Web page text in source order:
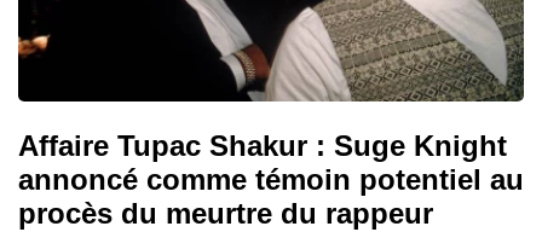
Affaire Tupac Shakur : Suge Knight
annoncé comme témoin potentiel au
procès du meurtre du rappeur